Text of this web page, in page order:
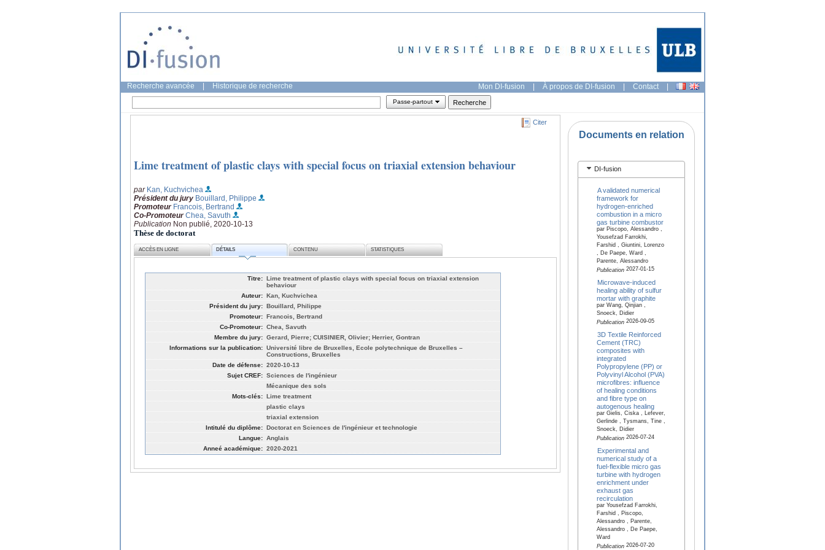
Recherche avancée Historique de recherche Mon DI-fusion | À propos de DI-fusion | Contact |
Passe-partout
Citer
Lime treatment of plastic clays with special focus on triaxial extension behaviour
par Kan, Kuchvichea
Président du jury Bouillard, Philippe
Promoteur Francois, Bertrand
Co-Promoteur Chea, Savuth
Publication Non publié, 2020-10-13
Thèse de doctorat
ACCÈS EN LIGNE DÉTAILS CONTENU STATISTIQUES
Titre: Lime treatment of plastic clays with special focus on triaxial extension
behaviour
Auteur: Kan, Kuchvichea
Président du jury: Bouillard, Philippe
Promoteur: Francois, Bertrand
Co-Promoteur: Chea, Savuth
Membre du jury: Gerard, Pierre; CUISINIER, Olivier; Herrier, Gontran
Informations sur la publication: Université libre de Bruxelles, Ecole polytechnique de Bruxelles –
Constructions, Bruxelles
Date de défense: 2020-10-13
Sujet CREF: Sciences de l'ingénieur
Mécanique des sols
Mots-clés: Lime treatment
plastic clays
triaxial extension
Intitulé du diplôme: Doctorat en Sciences de l'ingénieur et technologie
Langue: Anglais
Anneé académique: 2020-2021
Documents en relation
DI-fusion
A validated numerical
framework for
hydrogen-enriched
combustion in a micro
gas turbine combustor
par Piscopo, Alessandro ,
Yousefzad Farrokhi,
Farshid , Giuntini, Lorenzo
, De Paepe, Ward ,
Parente, Alessandro
Publication2027-01-15
Microwave-induced
healing ability of sulfur
mortar with graphite
par Wang, Qinjian ,
Snoeck, Didier
Publication2026-09-05
3D Textile Reinforced
Cement (TRC)
composites with
integrated
Polypropylene (PP) or
Polyvinyl Alcohol (PVA)
microfibres: influence
of healing conditions
and fibre type on
autogenous healing
par Gielis, Ciska , Lefever,
Gerlinde , Tysmans, Tine ,
Snoeck, Didier
Publication2026-07-24
Experimental and
numerical study of a
fuel-flexible micro gas
turbine with hydrogen
enrichment under
exhaust gas
recirculation
par Yousefzad Farrokhi,
Farshid , Piscopo,
Alessandro , Parente,
Alessandro , De Paepe,
Ward
Publication2026-07-20